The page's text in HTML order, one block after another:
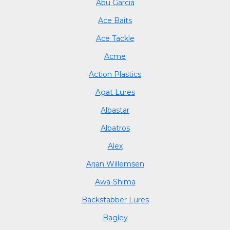
Abu Garcia
Ace Baits
Ace Tackle
Acme
Action Plastics
Agat Lures
Albastar
Albatros
Alex
Arjan Willemsen
Awa-Shima
Backstabber Lures
Bagley